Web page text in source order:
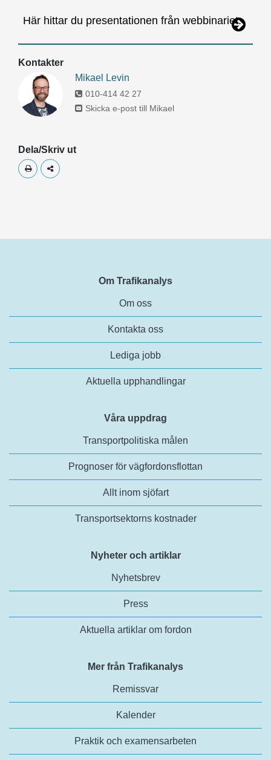
Här hittar du presentationen från webbinariet.
Kontakter
Mikael Levin
010-414 42 27
Skicka e-post till Mikael
Dela/Skriv ut
Skriv utDela
Om Trafikanalys
Om oss
Kontakta oss
Lediga jobb
Aktuella upphandlingar
Våra uppdrag
Transportpolitiska målen
Prognoser för vägfordonsflottan
Allt inom sjöfart
Transportsektorns kostnader
Nyheter och artiklar
Nyhetsbrev
Press
Aktuella artiklar om fordon
Mer från Trafikanalys
Remissvar
Kalender
Praktik och examensarbeten